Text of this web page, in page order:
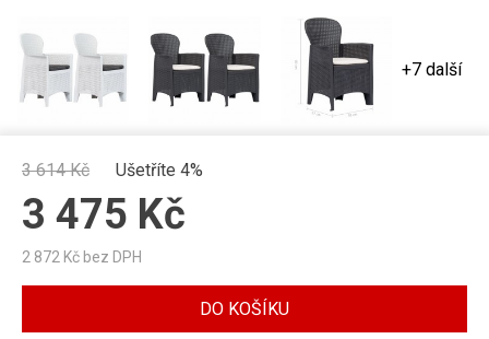
+7 další
3 614Kč Ušetříte 4%
3 475 Kč
2 872 Kč bez DPH
DO KOŠÍKU